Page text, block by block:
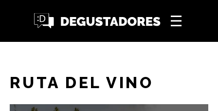
RUTA DEL VINO